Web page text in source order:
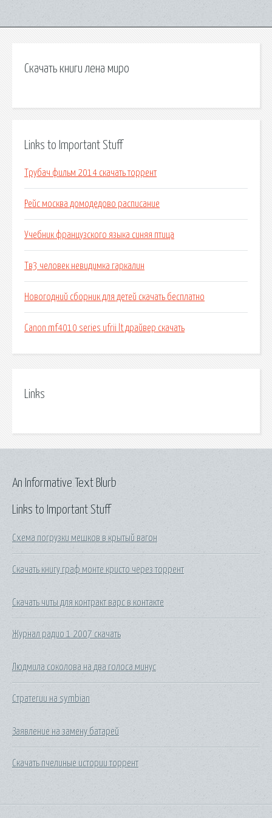
Скачать книги лена миро
Links to Important Stuff
Трубач фильм 2014 скачать торрент
Рейс москва домодедово расписание
Учебник французского языка синяя птица
Тв3 человек невидимка гаркалин
Новогодний сборник для детей скачать бесплатно
Canon mf4010 series ufrii lt драйвер скачать
Links
Links to Important Stuff
Схема погрузки мешков в крытый вагон
Скачать книгу граф монте кристо через торрент
Скачать читы для контракт варс в контакте
Журнал радио 1 2007 скачать
Людмила соколова на два голоса минус
Стратегии на symbian
Заявление на замену батарей
Скачать пчелиные истории торрент
An Informative Text Blurb